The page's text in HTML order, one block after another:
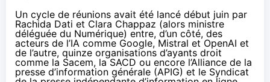
Un cycle de réunions avait été lancé début juin par
Rachida Dati et Clara Chappaz (alors ministre
déléguée du Numérique) entre, d’un côté, des
acteurs de l’IA comme Google, Mistral et OpenAI et
de l’autre, quinze organisations d’ayants droit
comme la Sacem, la SACD ou encore l’Alliance de la
presse d’information générale (APIG) et le Syndicat